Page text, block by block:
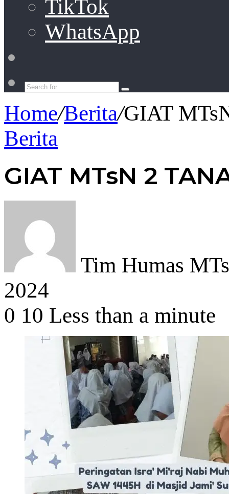
TikTok
WhatsApp
Search
Home/Berita/GIAT
Berita
GIAT MTsN 2
Tim Humas
2024
0 10 Less than a minute